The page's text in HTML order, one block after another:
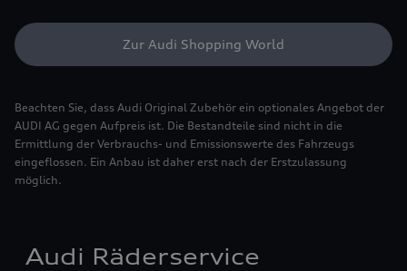
Zur Audi Shopping World
Beachten Sie, dass Audi Original Zubehör ein optionales Angebot der
AUDI AG gegen Aufpreis ist. Die Bestandteile sind nicht in die
Ermittlung der Verbrauchs- und Emissionswerte des Fahrzeugs
eingeflossen. Ein Anbau ist daher erst nach der Erstzulassung
möglich.
Audi Räderservice